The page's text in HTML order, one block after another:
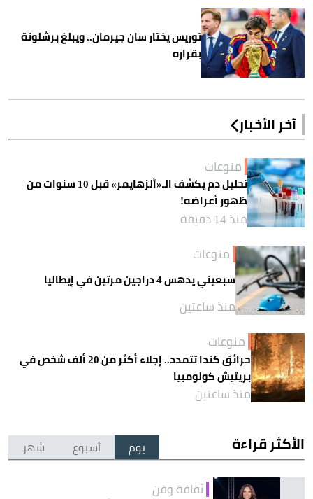
توريس يختار سان جيرمان.. ويبلغ برشلونة
بقراره
آخر الأخبار
منوعات
تحليل دم يكشف الـ«ألزهايمر» قبل 10 سنوات من
ظهور أعراضه!
منذ 14 دقيقة
منوعات
سبعيني يدهس 4 دراجين مرتين في إيطاليا
منذ ساعتين
منوعات
حرائق كندا تتمدد.. إجلاء أكثر من 20 ألف شخص في
بريتيش كولومبيا
منذ ساعتين
الأكثر قراءة يوم أسبوع شهر
ثقافة وفن